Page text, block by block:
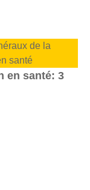
de la
santé
en santé: 3